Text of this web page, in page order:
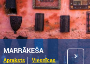
MARRĀKEŠA
Apraksts Viesnīcas